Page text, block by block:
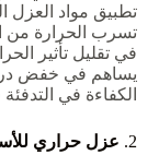
تطبيق مواد العزل
تسرب الحرارة من
في تقليل تأثير
يساهم في خفض
الكفاءة في
2. عزل حراري